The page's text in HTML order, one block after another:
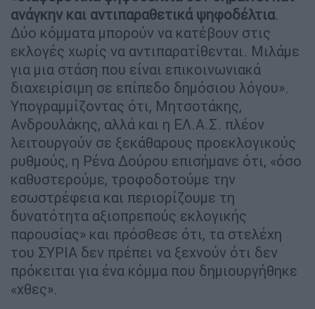
ανάγκην και αντιπαραθετικά ψηφοδέλτια.
Δύο κόμματα μπορούν να κατέβουν στις
εκλογές χωρίς να αντιπαρατίθενται. Μιλάμε
για μια στάση που είναι επικοινωνιακά
διαχειρίσιμη σε επίπεδο δημόσιου λόγου».
Υπογραμμίζοντας ότι, Μητσοτάκης,
Ανδρουλάκης, αλλά και η ΕΛ.Α.Σ. πλέον
λειτουργούν σε ξεκάθαρους προεκλογικούς
ρυθμούς, η Ρένα Δούρου επισήμανε ότι, «όσο
καθυστερούμε, τροφοδοτούμε την
εσωστρέφεια και περιορίζουμε τη
δυνατότητα αξιοπρεπούς εκλογικής
παρουσίας» και πρόσθεσε ότι, τα στελέχη
του ΣΥΡΙΑ δεν πρέπει να ξεχνούν ότι δεν
πρόκειται για ένα κόμμα που δημιουργήθηκε
«χθες».